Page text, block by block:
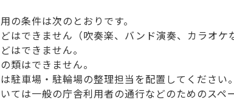
条件は次のとおりです。
はできません（吹奏楽、バンド演奏、カラオケ
はできません。
類はできません。
駐車場・駐輪場の整理担当を配置してください。
ては一般の庁舎利用者の通行などのためのスペ